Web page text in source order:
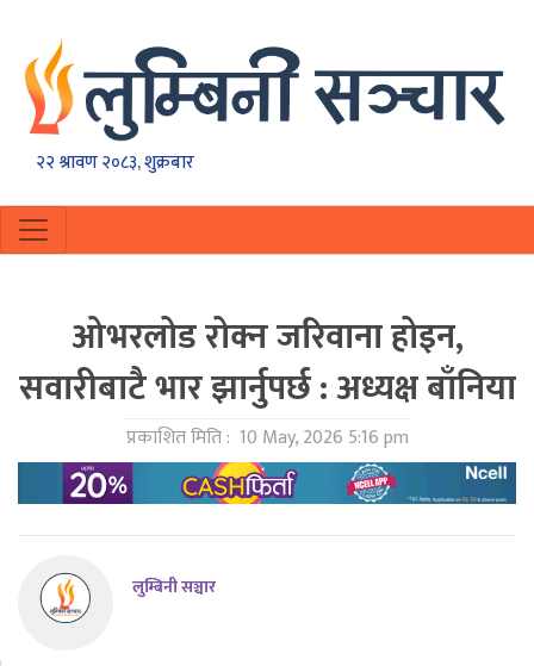
२२ श्रावण २०८३, शुक्रबार
ओभरलोड रोक्न जरिवाना होइन,
सवारीबाटै भार झार्नुपर्छ : अध्यक्ष बाँनिया
प्रकाशित मिति : 10 May, 2026 5:16 pm
लुम्बिनी सञ्चार